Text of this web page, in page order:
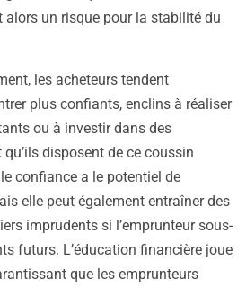
alors un risque pour la stabilité du
les acheteurs tendent
plus confiants, enclins à réaliser
ou à investir dans des
disposent de ce coussin
confiance a le potentiel de
elle peut également entraîner des
imprudents si l’emprunteur sous-
futurs. L’éducation financière joue
que les emprunteurs